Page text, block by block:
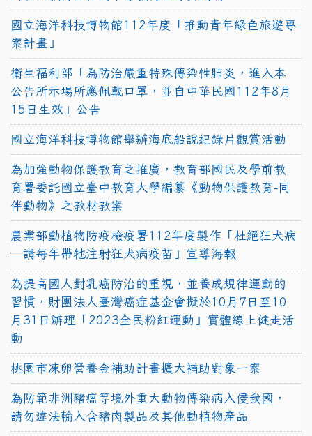
國立海洋科技博物館112年度「推動青年綠色旅遊專
案計畫」
衛生福利部「為防治嚴重特殊傳染性肺炎，進入本
公告所示場所應佩戴口罩，並自中華民國112年8月
15日生效」公告
國立海洋科技博物館舉辦海底船說紀錄片觀賞活動
為加強動物保護教育之推廣，教育部國民及學前教
育署委託國立臺中教育大學編纂《動物保護教育-同
伴動物》之教材教案
農業部動植物防疫檢疫署112年度製作「杜絕狂犬病
—請每年帶牠注射狂犬病疫苗」宣導海報
為提高國人對乳癌防治的重視，並養成規律運動的
習慣，財團法人臺灣癌症基金會擬於10月7日至10
月31日辦理「2023全民粉紅運動」實體線上健走活
動
桃園市凍卵營養金補助計畫擴大補助對象一案
為防範非洲豬瘟等境外重大動物傳染病入侵我國，
請勿違法輸入含豬肉製品及其他動植物產品